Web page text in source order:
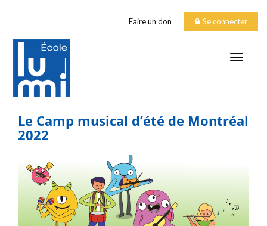
Faire un don Se connecter
Le Camp musical d’été de Montréal
2022